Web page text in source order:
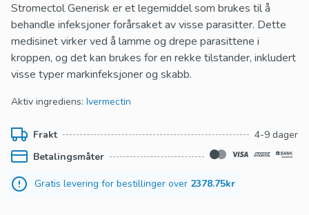
Stromectol Generisk er et legemiddel som brukes til å
behandle infeksjoner forårsaket av visse parasitter. Dette
medisinet virker ved å lamme og drepe parasittene i
kroppen, og det kan brukes for en rekke tilstander, inkludert
visse typer markinfeksjoner og skabb.
Aktiv ingrediens: Ivermectin
Frakt
4-9 dager
Betalingsmåter
Gratis levering for bestillinger over 2378.75kr